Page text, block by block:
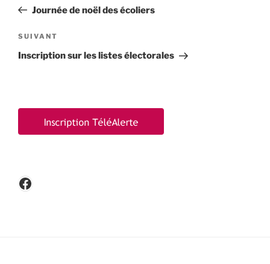
l’article
précédent
Journée de noël des écoliers
Article
suivant
SUIVANT
Inscription sur les listes électorales
Facebook